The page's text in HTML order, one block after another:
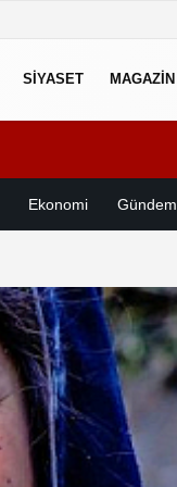
SİYASET MAGAZİN
Ekonomi Gündem